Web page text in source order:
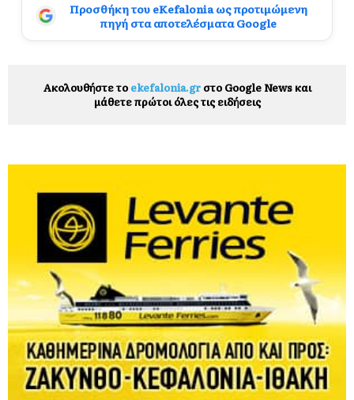
Προσθήκη του eKefalonia ως προτιμώμενη
πηγή στα αποτελέσματα Google
Ακολουθήστε το ekefalonia.grστο Google News και
μάθετε πρώτοι όλες τις ειδήσεις